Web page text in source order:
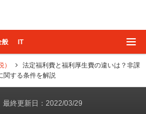
般 IT
）
法定福利費と福利厚生費の違いは？非課
関する条件を解説
最終更新日：2022/03/29